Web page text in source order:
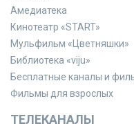
Амедиатека
Кинотеатр «START»
Мульфильм «Цветняшки»
Библиотека «viju»
Бесплатные каналы и
Фильмы для взрослых
ТЕЛЕКАНАЛЫ